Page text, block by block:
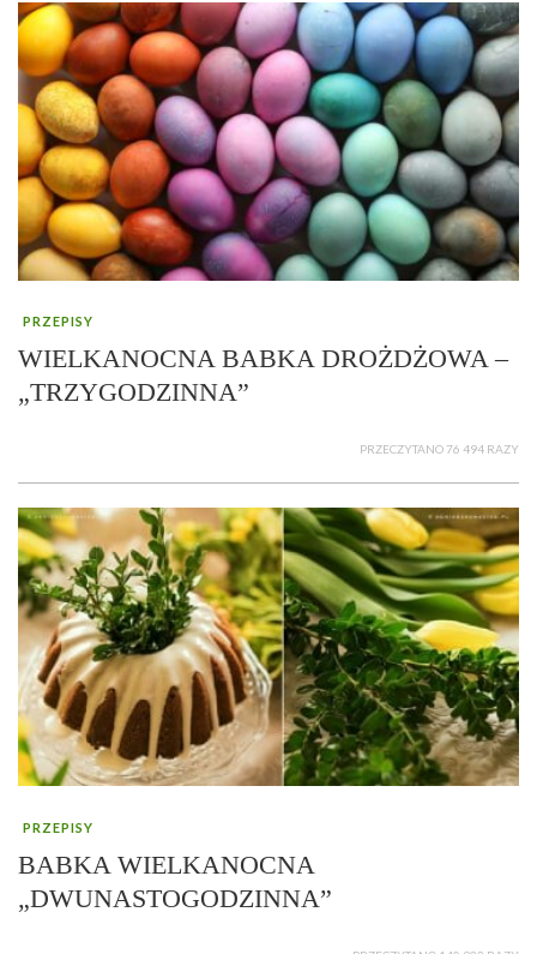
PRZEPISY
WIELKANOCNA BABKA DROŻDŻOWA –
„TRZYGODZINNA”
PRZECZYTANO 76 494 RAZY
PRZEPISY
BABKA WIELKANOCNA
„DWUNASTOGODZINNA”